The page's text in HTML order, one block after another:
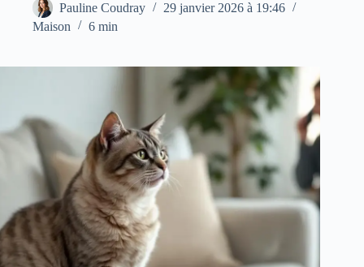
Pauline Coudray
29 janvier 2026 à 19:46
Maison
6 min